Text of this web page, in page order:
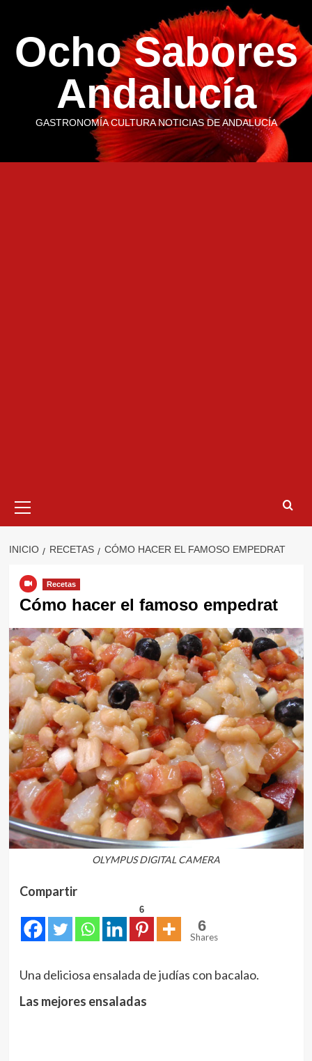
contenido
Ocho Sabores
Andalucía
GASTRONOMÍA CULTURA NOTICIAS DE ANDALUCÍA
primario
INICIO RECETAS CÓMO HACER EL FAMOSO EMPEDRAT
Recetas
Cómo hacer el famoso empedrat
OLYMPUS DIGITAL CAMERA
Compartir
6
6
Shares
Una deliciosa ensalada de judías con bacalao.
Las mejores ensaladas